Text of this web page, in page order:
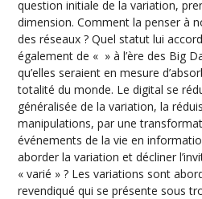
question initiale de la variation,
dimension. Comment la penser à
des réseaux ? Quel statut lui
également de « » à l’ère des Big
qu’elles seraient en mesure
totalité du monde. Le digital se
généralisée de la variation, la
manipulations, par une
événements de la vie en
aborder la variation et décliner
« varié » ? Les variations sont
revendiqué qui se présente sous